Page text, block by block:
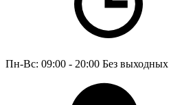
Пн-Вс: 09:00 - 20:00 Без выходных